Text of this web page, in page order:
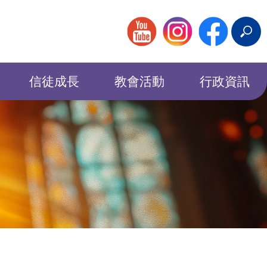
搜
尋
信徒成長 教會活動 行政資訊